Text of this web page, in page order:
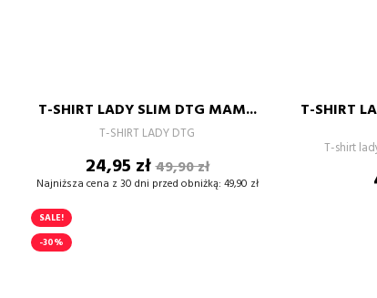
T-SHIRT LADY SLIM DTG MAM...
T-SHIRT LADY DTG
Cena
24,95 złCena
podstawowa
49,90 zł
Najniższa cena z 30 dni przed obniżką: 49,90 zł
– +
DODAJ DO KOSZYKA
T-SHIRT
T-shirt
–
SALE!
-30%